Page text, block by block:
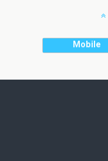
Mobile